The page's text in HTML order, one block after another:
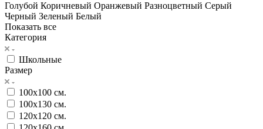
Голубой Коричневый Оранжевый Разноцветный Серый
Черный Зеленый Белый
Показать все
Категория
Школьные
Размер
100х100 см.
100х130 см.
120х120 см.